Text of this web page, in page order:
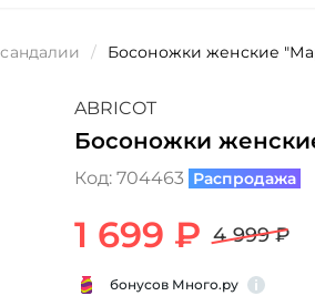
Босоножки женские
ABRICOT
Босоножки
Код: 704463 Распродажа
1 699 ₽ 4 999 ₽
бонусов Много.ру